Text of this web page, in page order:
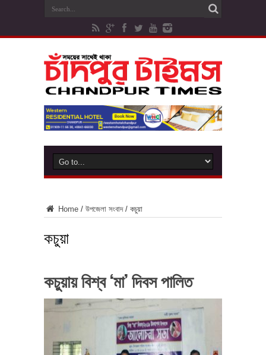
Home / উপজেলা সংবাদ / কচুয়া
কচুয়া
কচুয়ায় বিশ্ব ‘মা’ দিবস পালিত